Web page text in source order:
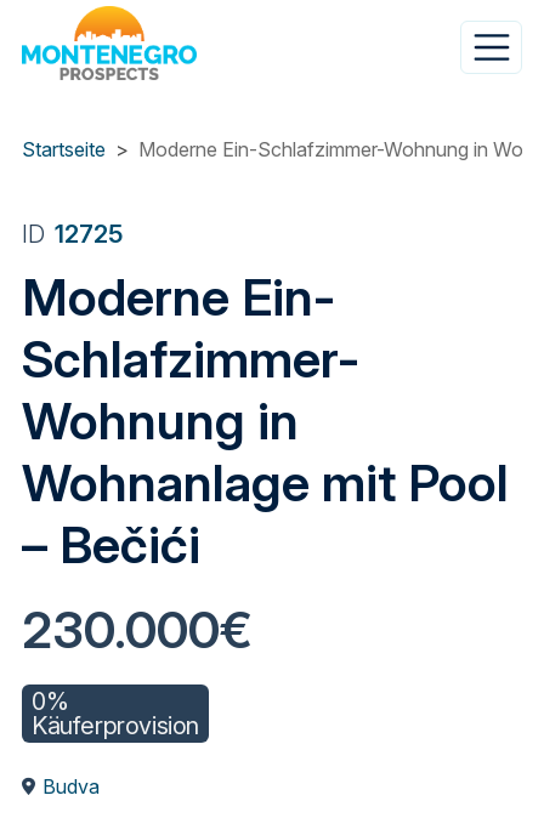
zum
Startseite Moderne Ein-Schlafzimmer-Wohnung in
ID 12725
Moderne Ein-
Schlafzimmer-
Wohnung in
Wohnanlage mit Pool
– Bečići
230.000€
0%
Käuferprovision
Budva